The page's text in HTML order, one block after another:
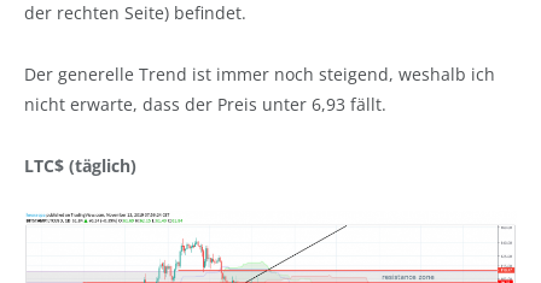
der rechten Seite) befindet.
Der generelle Trend ist immer noch steigend, weshalb ich
nicht erwarte, dass der Preis unter 6,93 fällt.
LTC$ (täglich)